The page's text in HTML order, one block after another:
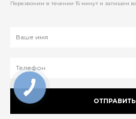
Перезвоним в течении 15 минут и запишем
ОТПРАВИТЬ